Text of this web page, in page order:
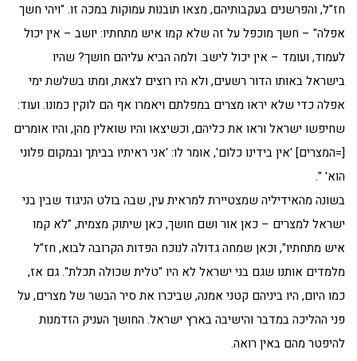
חז"ל, והפרשנים בעקבותיהם, מצאו תובנות עמוקות במכה זו. "ויהי חשך
אפלה" – חשך מוכפל על זה שלא קמו איש מתחתיו: יושב – אין יכול
לעמוד, ועומד – אין יכול לישב. ולמה הביא עליהם חושך? שהיו
בישראל באותו הדור רשעים, ולא היו רוצים לצאת, ומתו בשלשת ימי
אפלה כדי שלא יראו מצרים במפלתם ויאמרו אף הם לוקין כמונו. ועוד:
שחיפשו ישראל וראו את כליהם, וכשיצאו והיו שואלין מהן, והיו אומרים
[=המצרים] 'אין בידינו כלום', אומר לו: 'אני ראיתיו בביתך ובמקום פלוני
הוא' ".
בשונה מהאידיליה שמצטיירת למראית עין, שבה בולט הניגוד שבין בני
ישראל למצרים – כאן אור ושם חושך, כאן שיתוק מצמית, "לא קמו
איש מתחתיו", וכאן שמחה גדולה לנוכח הפדות הקרובה לבוא, חז"ל
מלמדים אותנו שגם בני ישראל לא היו "טלית שכולה תכלת". גם אז,
כמו היום, היו ביניהם קטני אמנה, שביכרו את סיר הבשר של מצרים, על
פני ההליכה במדבר והישיבה בארץ ישראל. החושך העניק הזדמנות
להיפטר מהם באין רואה.